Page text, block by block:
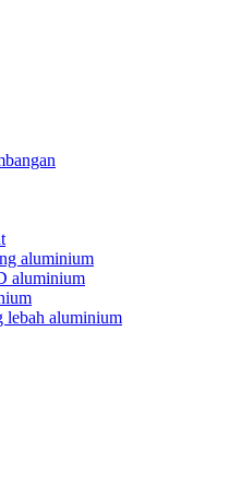
aluminium
aluminium
lebah aluminium